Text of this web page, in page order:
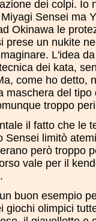
dei colpi. Io
Sensei ma
Okinawa le
prese un nukite
L'idea
dei kata,
come ho detto,
maschera del
troppo
il fatto che le
Sensei limitò
però troppo
vale per il
buon esempio
giochi olimpici